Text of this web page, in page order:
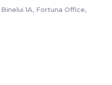
1A, Fortuna Office,